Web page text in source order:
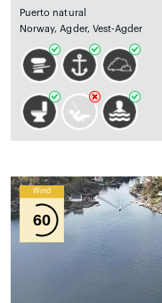
Puerto natural
Norway, Agder, Vest-Agder
Wind
60